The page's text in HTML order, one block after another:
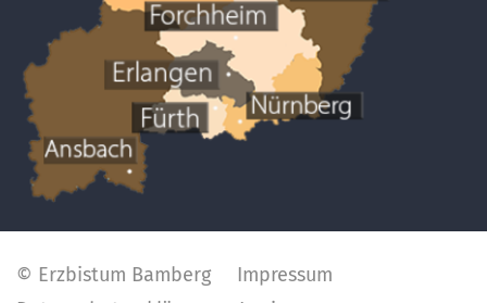
© Erzbistum Bamberg
Impressum